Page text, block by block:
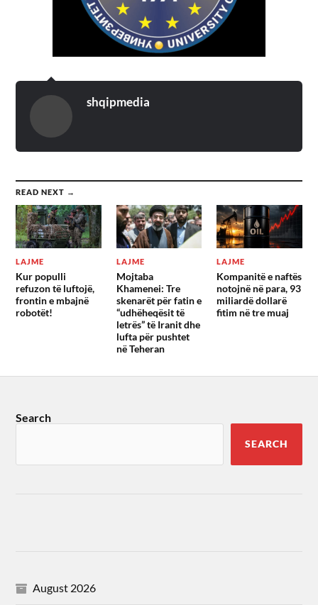
shqipmedia
READ NEXT →
LAJME
Kur populli
refuzon të luftojë,
frontin e mbajnë
robotët!
LAJME
Mojtaba
Khamenei: Tre
skenarët për fatin e
“udhëheqësit të
letrës” të Iranit dhe
lufta për pushtet
në Teheran
LAJME
Kompanitë e naftës
notojnë në para, 93
miliardë dollarë
fitim në tre muaj
Search
SEARCH
August 2026